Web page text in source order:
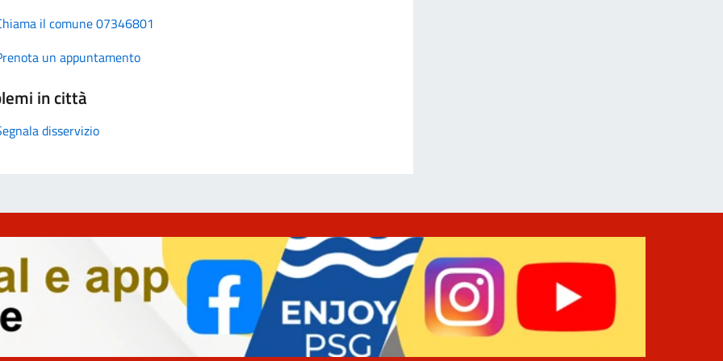
il comune 07346801
un appuntamento
in città
disservizio